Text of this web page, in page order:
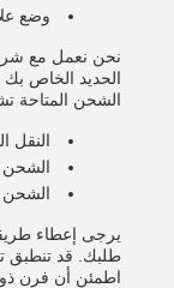
وضع
نحن نعمل مع
الحديد الخاص
الشحن المتاحة
النقل
الشحن
الشحن
يرجى إعطاء
طلبك. قد تنطبق
اطمئن أن فرن